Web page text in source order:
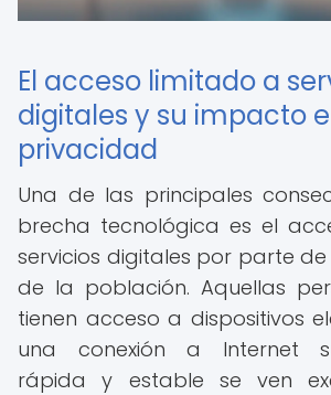
El acceso limitado a
digitales y su impacto
privacidad
Una de las principales
brecha tecnológica es el
servicios digitales por parte
de la población. Aquellas
tienen acceso a dispositivos
una conexión a Internet
rápida y estable se ven